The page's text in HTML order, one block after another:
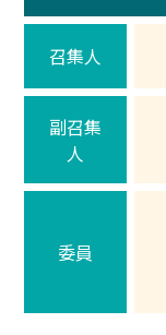
召集人
副召集
人
委員